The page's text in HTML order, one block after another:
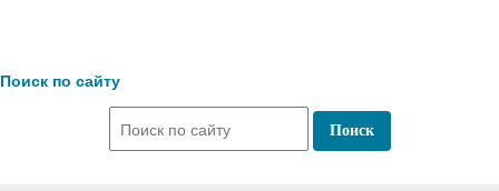
Поиск по сайту